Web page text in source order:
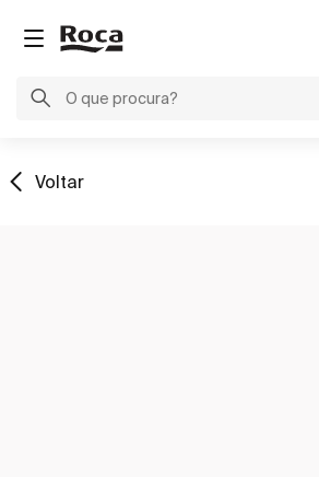
Voltar